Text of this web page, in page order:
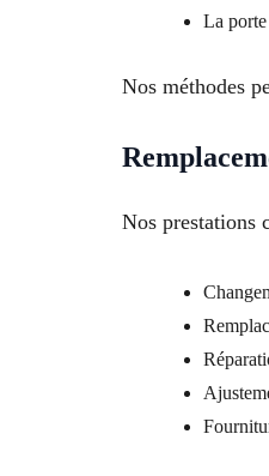
La porte
Nos méthodes
Nos prestations